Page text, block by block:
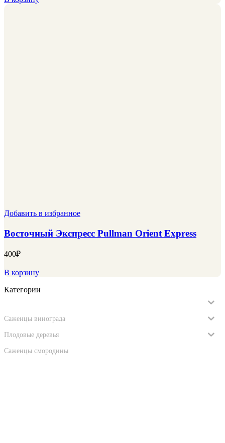
Добавить в избранное
Восточный Экспресс Pullman Orient Express
400₽
В корзину
Категории
Саженцы винограда
Плодовые деревья
Саженцы смородины